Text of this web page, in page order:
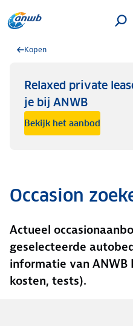
Kopen
Relaxed private
je bij ANWB
Bekijk het aanbod
Occasion
Actueel
geselecteerde
informatie van ANWB
kosten, tests).